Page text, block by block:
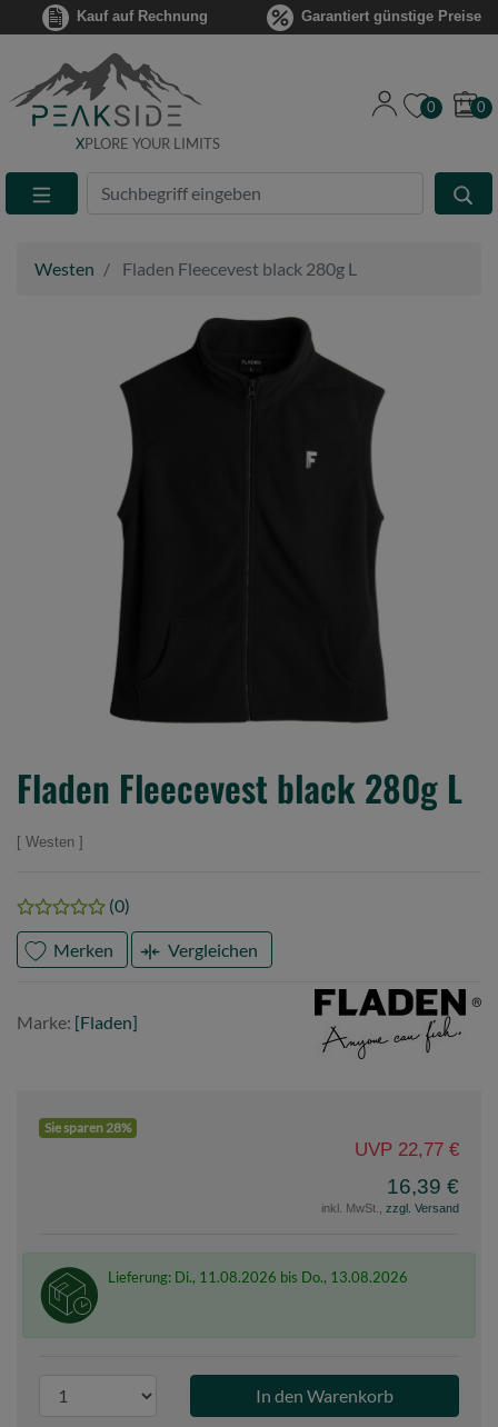
Kauf auf Rechnung Garantiert günstige Preise
XPLORE YOUR LIMITS
Suche
Eingabefeld
0 0
Westen Fladen Fleecevest black 280g L
Fladen Fleecevest black 280g L
Westen
(0)
Merken Vergleichen
Marke: [Fladen]
Marke
Fladen
Sie sparen 28%
UVP 22,77 €
16,39 €
inkl. MwSt., zzgl. Versand
Lieferung: Di., 11.08.2026 bis Do., 13.08.2026
r